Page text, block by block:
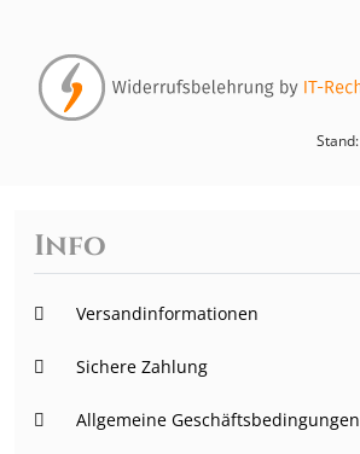
Info
Versandinformationen
Sichere Zahlung
Allgemeine Geschäftsbedingungen